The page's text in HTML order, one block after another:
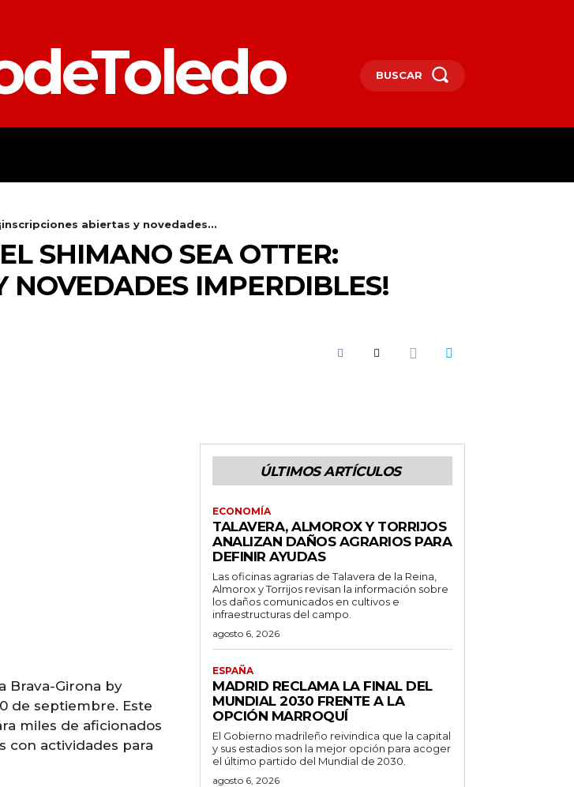
BUSCAR
abiertas y novedades...
SHIMANO SEA OTTER:
NOVEDADES IMPERDIBLES!
Brava-Girona by
de septiembre. Este
miles de aficionados
con actividades para
ÚLTIMOS ARTÍCULOS
ECONOMÍA
TALAVERA, ALMOROX Y TORRIJOS
ANALIZAN DAÑOS AGRARIOS PARA
DEFINIR AYUDAS
Las oficinas agrarias de Talavera de la Reina,
Almorox y Torrijos revisan la información sobre
los daños comunicados en cultivos e
infraestructuras del campo.
agosto 6, 2026
ESPAÑA
MADRID RECLAMA LA FINAL DEL
MUNDIAL 2030 FRENTE A LA
OPCIÓN MARROQUÍ
El Gobierno madrileño reivindica que la capital
y sus estadios son la mejor opción para acoger
el último partido del Mundial de 2030.
agosto 6, 2026